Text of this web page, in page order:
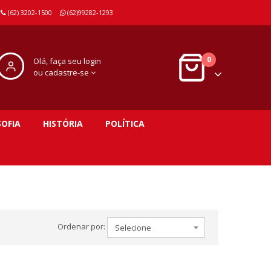
(62) 3202-1500 (62)99282-1293
Olá, faça seu login
ou cadastre-se
0
HISTÓRIA POLÍTICA
Ordenar por: